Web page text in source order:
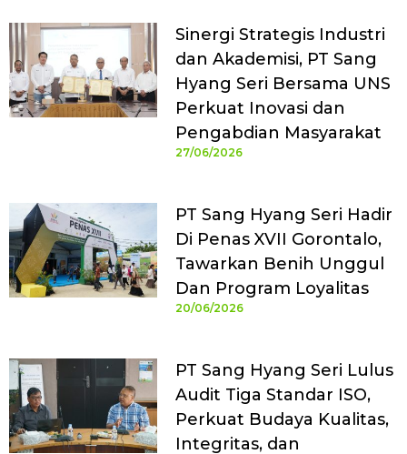
Sinergi Strategis Industri
dan Akademisi, PT Sang
Hyang Seri Bersama UNS
Perkuat Inovasi dan
Pengabdian Masyarakat
27/06/2026
PT Sang Hyang Seri Hadir
Di Penas XVII Gorontalo,
Tawarkan Benih Unggul
Dan Program Loyalitas
20/06/2026
PT Sang Hyang Seri Lulus
Audit Tiga Standar ISO,
Perkuat Budaya Kualitas,
Integritas, dan